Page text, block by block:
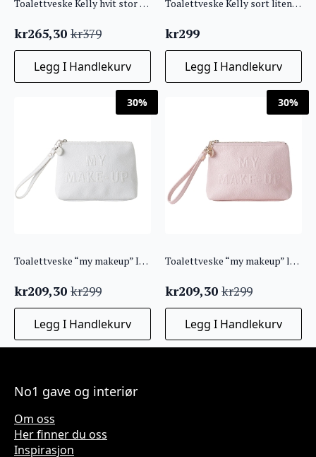
Toalettveske Kelly hvit stor KRT 1
kr379
Opprinnelig
pris
var:
kr379.
kr265,30
Nåværende
pris
kr265,30.
Legg I Handlekurv
Toalettveske Kelly sort liten KRT 1
kr299
Legg I Handlekurv
30%
Toalettveske “my makeup” Ice liten
kr299
Opprinnelig
pris
var:
kr299.
kr209,30
Nåværende
pris
kr209,30.
Legg I Handlekurv
30%
Toalettveske “my makeup” lysrosa liten
kr299
Opprinnelig
pris
var:
kr299.
kr209,30
Nåværende
pris
kr209,30.
Legg I Handlekurv
No1 gave og interiør
Om oss
Her finner du oss
Inspirasjon